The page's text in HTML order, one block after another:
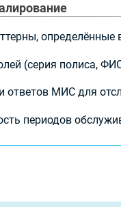
определённые
(серия полиса,
ответов МИС для
периодов